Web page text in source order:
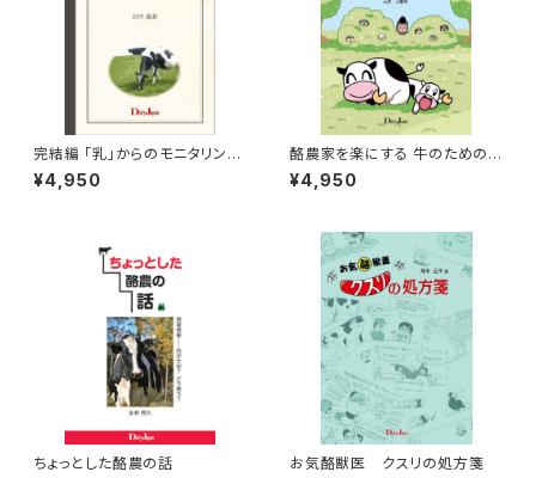
完結編 「乳」からのモニタリング
～乳検成績を活用して～
¥4,950
酪農家を楽にする 牛のための
お産Book
¥4,950
ちょっとした酪農の話 お気酪獣医 クスリの処方箋